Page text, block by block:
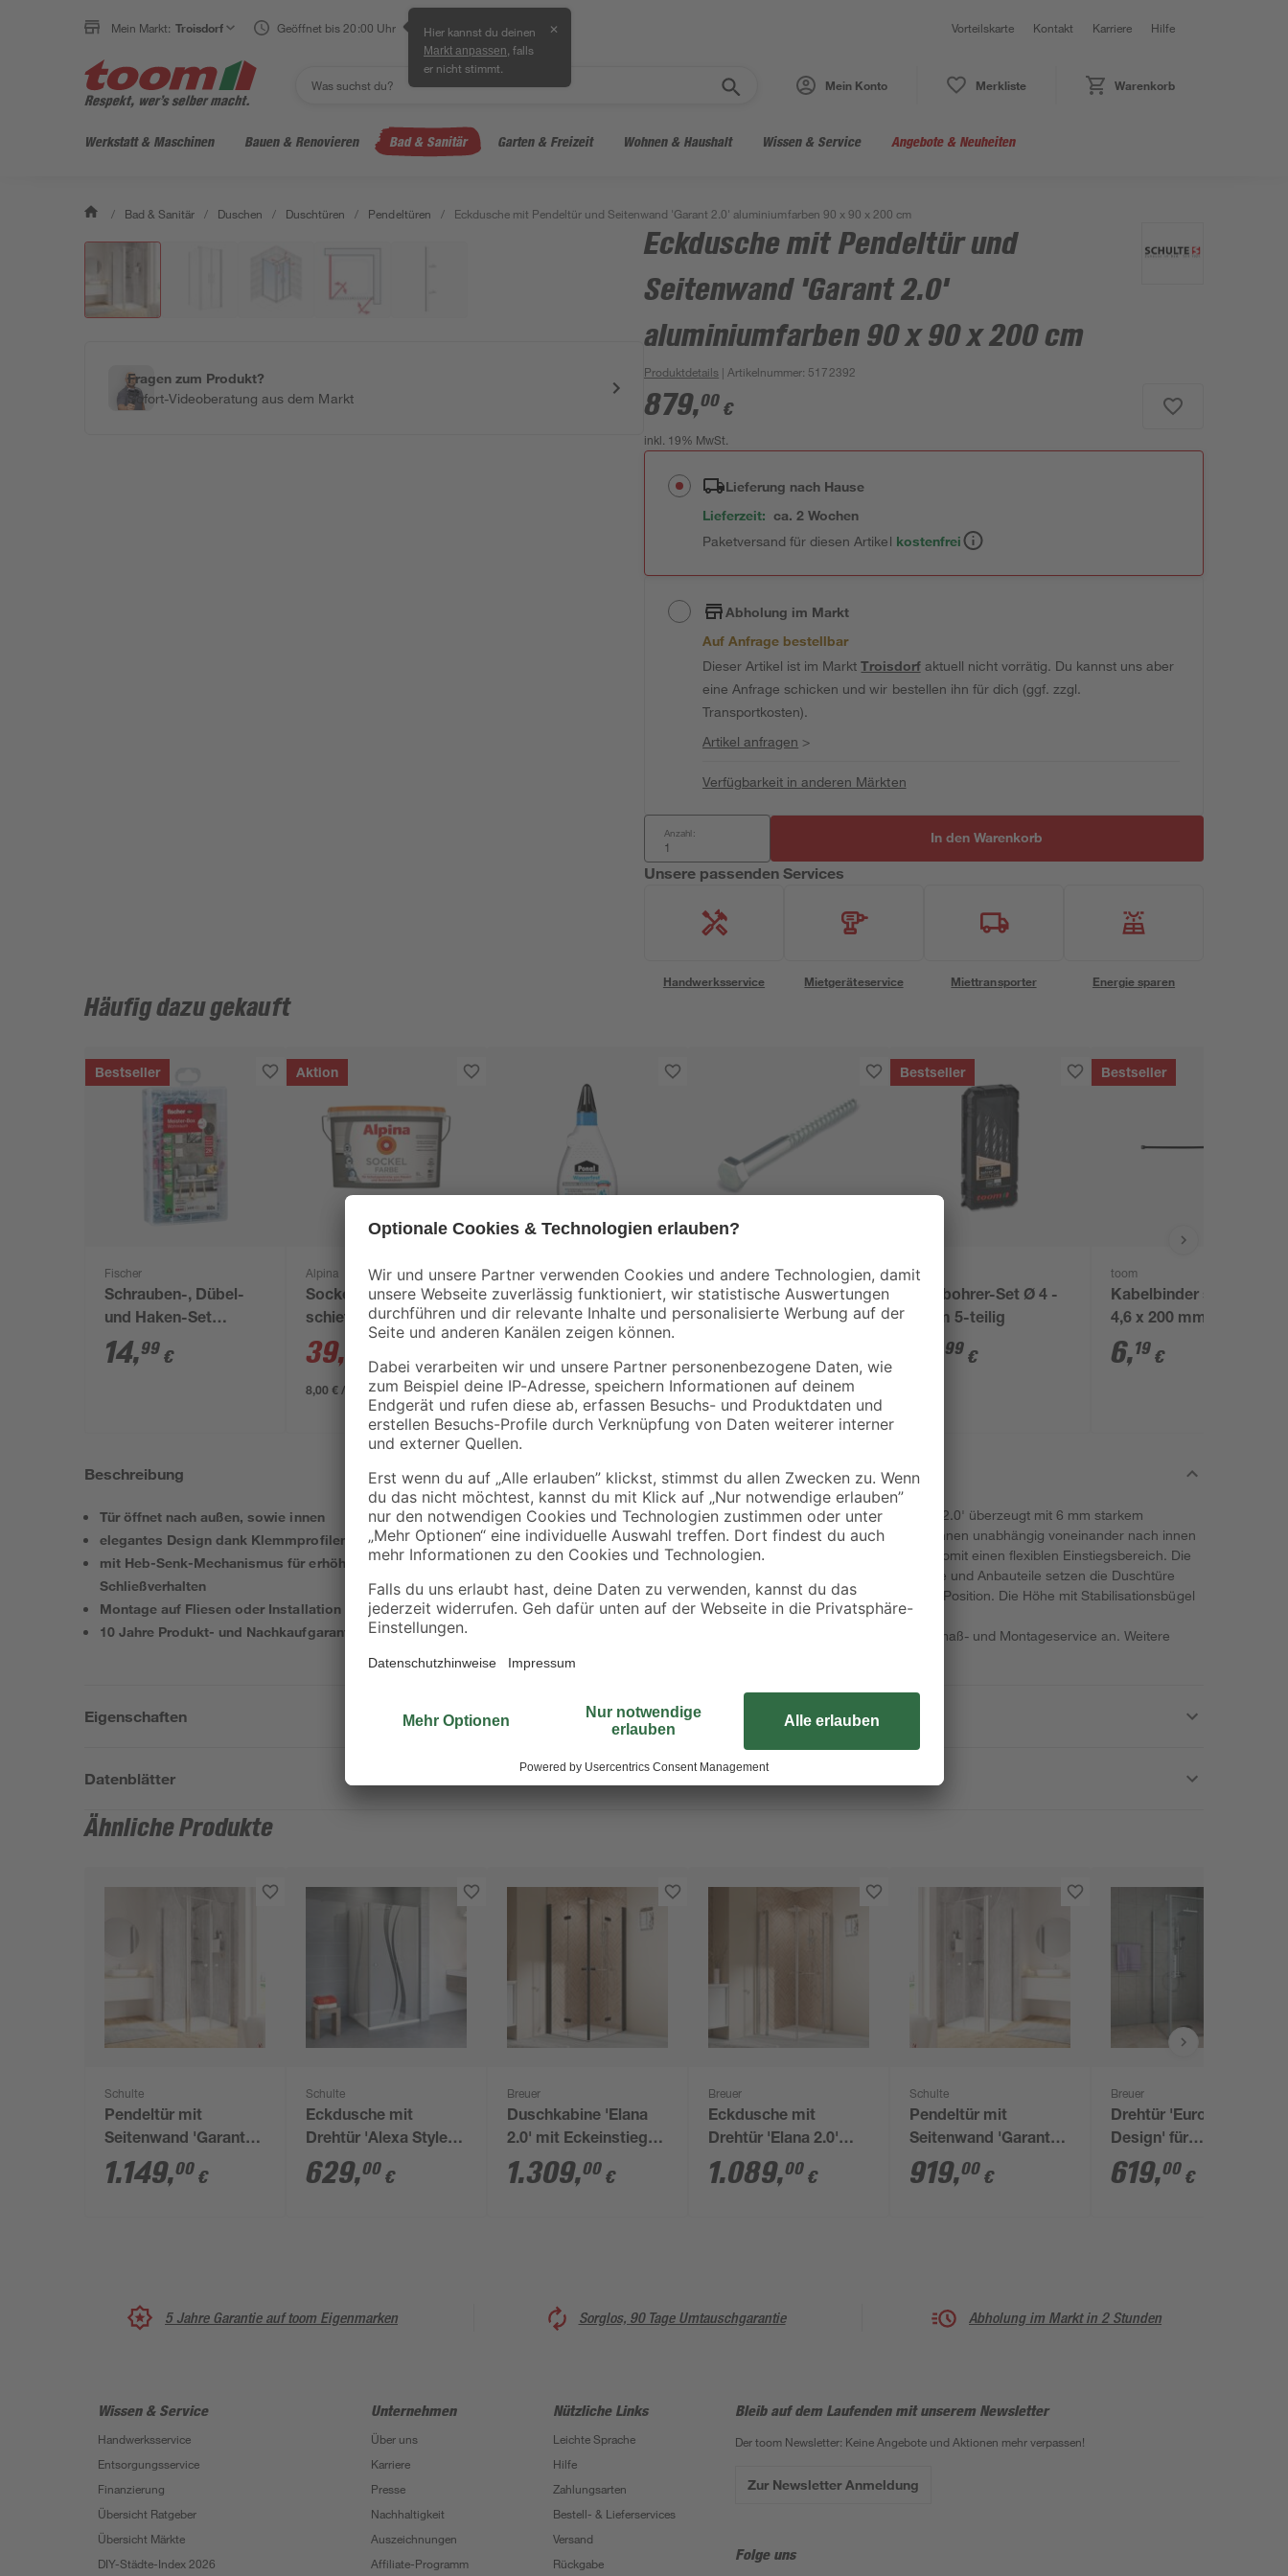
Mein Markt: Troisdorf Geöffnet bis 20:00 Uhr Hier kannst du deinen
Markt anpassen , falls
er nicht stimmt.
✕ Vorteilskarte Kontakt Karriere Hilfe
Mein Konto Merkliste Warenkorb
Werkstatt & Maschinen Bauen & Renovieren Bad & Sanitär Garten & Freizeit Wohnen & Haushalt Wissen & Service Angebote & Neuheiten
/ Bad & Sanitär / Duschen / Duschtüren / Pendeltüren / Eckdusche mit Pendeltür und Seitenwand 'Garant 2.0' aluminiumfarben 90 x 90 x 200 cm
Fragen zum Produkt?
Sofort-Videoberatung aus dem Markt
Eckdusche mit Pendeltür und
Seitenwand 'Garant 2.0'
aluminiumfarben 90 x 90 x 200 cm
Produktdetails | Artikelnummer: 5172392
879,00 €
inkl. 19% MwSt.
Lieferung nach Hause
Lieferzeit: ca. 2 Wochen
Paketversand für diesen Artikel kostenfrei
Abholung im Markt
Auf Anfrage bestellbar
Dieser Artikel ist im MarktTroisdorfaktuell nicht vorrätig. Du kannst uns aber
eine Anfrage schicken und wir bestellen ihn für dich (ggf. zzgl.
Transportkosten).
Artikel anfragen >
Verfügbarkeit in anderen Märkten
Anzahl: In den Warenkorb
Unsere passenden Services
Handwerksservice Mietgeräteservice Miettransporter Energie sparen
Häufig dazu gekauft
Bestseller
Fischer
Schrauben-, Dübel-
und Haken-Set
'Meisterbox
DuoPower+' 160-
14,99 €
Aktion
Alpina
Sockelfarbe
schiefergrau matt 5 l
39, € 43,99 €
8,00 € / Liter
Ponal
Holzleim 'Wasserfest'
transparent
trocknend 120 g
5 €
49,92 € / Kilogramm
toom
Schlüsselschrauben Ø
8,0 x 70 mm verzinkt
,
Bestseller
toom
Holzbohrer-Set Ø 4 -
8 mm 5-teilig
99 €
Bestseller
toom
Kabelbinder schwarz
4,6 x 200 mm 100
Stück
6,19 €
Beschreibung
Tür öffnet nach außen, sowie innen
elegantes Design dank Klemmprofilen ohne sichtbare Verschraubungen
mit Heb-Senk-Mechanismus für erhöhte Dichtigkeit und zuverlässiges
Schließverhalten
Montage auf Fliesen oder Installation auf Duschwanne möglich
10 Jahre Produkt- und Nachkaufgarantie
Die Pendeltür mit Seitenwand der Serie 'Garant 2.0' überzeugt mit 6 mm starkem
Sicherheitsglas (ESG). Die zwei Türelemente können unabhängig voneinander nach innen
sowie außen bewegt werden und ermöglichen somit einen flexiblen Einstiegsbereich. Die
Seitenwand ist feststehend. Die eleganten Profile und Anbauteile setzen die Duschtüre
zudem optimal in Szene und halten sie sicher in Position. Die Höhe mit Stabilisationsbügel
beträgt 203,4 cm.
Der Hersteller bietet für diesen Artikel einen Aufmaß- und Montageservice an. Weitere
Eigenschaften
Datenblätter
Ähnliche Produkte
Schulte
Pendeltür mit
Seitenwand 'Garant
2.0' Chromoptik für
Duschwanneneinbaumaß
1.149,00 €
Schulte
Eckdusche mit
Drehtür 'Alexa Style
2.0' teilgerahmt,
Liane-Dekor, 80 x 192
629,00 €
Breuer
Duschkabine 'Elana
2.0' mit Eckeinstieg
mattschwarz 90 x 90
x 200 cm
1.309,00 €
Breuer
Eckdusche mit
Drehtür 'Elana 2.0'
silbern 100 x 200 x
100 cm
1.089,00 €
Schulte
Pendeltür mit
Seitenwand 'Garant
2.0' Alu-Naturfarben
für
919,00 €
Breuer
Drehtür 'Europa
Design' für
Seitenwand, rechts,
90 cm, Klarglas
619,00 €
5 Jahre Garantie auf toom Eigenmarken Sorglos, 90 Tage Umtauschgarantie Abholung im Markt in 2 Stunden
Wissen & Service
Handwerksservice
Entsorgungsservice
Finanzierung
Übersicht Ratgeber
Übersicht Märkte
DIY-Städte-Index 2026
Unternehmen
Über uns
Karriere
Presse
Nachhaltigkeit
Auszeichnungen
Affiliate-Programm
Nützliche Links
Leichte Sprache
Hilfe
Zahlungsarten
Bestell- & Lieferservices
Versand
Rückgabe
Bleib auf dem Laufenden mit unserem Newsletter
Der toom Newsletter: Keine Angebote und Aktionen mehr verpassen!
Zur Newsletter Anmeldung
Folge uns